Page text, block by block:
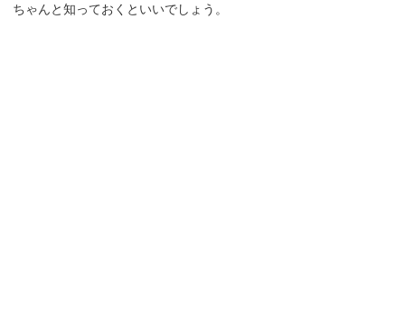
ちゃんと知っておくといいでしょう。